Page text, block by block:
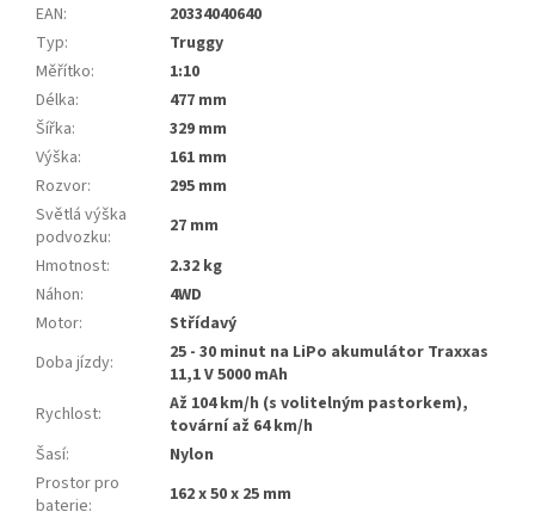
EAN:
20334040640
Typ:
Truggy
Měřítko:
1:10
Délka:
477 mm
Šířka:
329 mm
Výška:
161 mm
Rozvor:
295 mm
Světlá výška
podvozku:
27 mm
Hmotnost:
2.32 kg
Náhon:
4WD
Motor:
Střídavý
Doba jízdy:
25 - 30 minut na LiPo akumulátor Traxxas
11,1 V 5000 mAh
Rychlost:
Až 104 km/h (s volitelným pastorkem),
tovární až 64 km/h
Šasí:
Nylon
Prostor pro
baterie: 162 x 50 x 25 mm